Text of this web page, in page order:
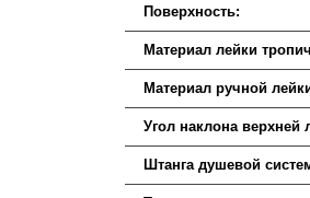
Поверхность:
Материал лейки
Материал ручной
Угол наклона верхней
Штанга душевой